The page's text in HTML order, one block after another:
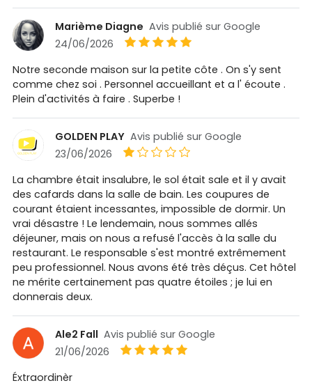
Marième Diagne Avis publié sur Google
24/06/2026
Notre seconde maison sur la petite côte . On s'y sent
comme chez soi . Personnel accueillant et a l' écoute .
Plein d'activités à faire . Superbe !
GOLDEN PLAY Avis publié sur Google
23/06/2026
La chambre était insalubre, le sol était sale et il y avait
des cafards dans la salle de bain. Les coupures de
courant étaient incessantes, impossible de dormir. Un
vrai désastre ! Le lendemain, nous sommes allés
déjeuner, mais on nous a refusé l'accès à la salle du
restaurant. Le responsable s'est montré extrêmement
peu professionnel. Nous avons été très déçus. Cet hôtel
ne mérite certainement pas quatre étoiles ; je lui en
donnerais deux.
Ale2 Fall Avis publié sur Google
21/06/2026
Éxtraordinèr